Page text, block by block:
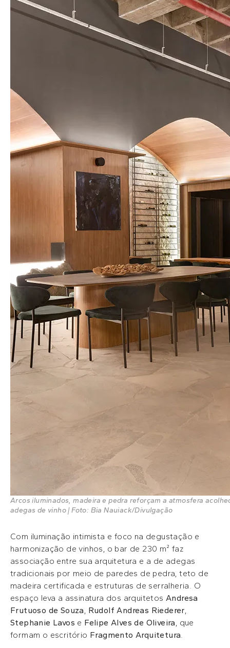
Arcos iluminados, madeira e pedra reforçam a atmosfera
adegas de vinho | Foto: Bia Nauiack/Divulgação
Com iluminação intimista e foco na degustação e
harmonização de vinhos, o bar de 230 m² faz
associação entre sua arquitetura e a de adegas
tradicionais por meio de paredes de pedra, teto de
madeira certificada e estruturas de serralheria. O
espaço leva a assinatura dos arquitetos Andresa
Frutuoso de Souza, Rudolf Andreas Riederer,
Stephanie Lavos e Felipe Alves de Oliveira, que
formam o escritório Fragmento Arquitetura.